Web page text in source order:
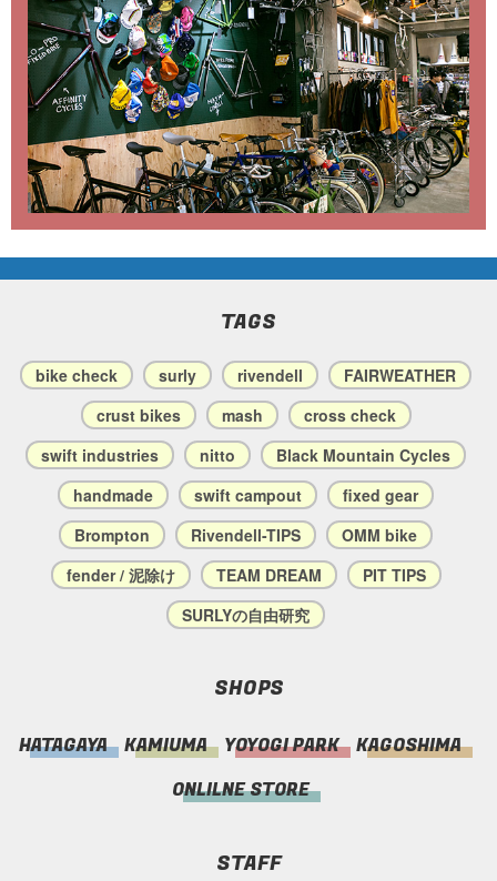
TAGS
bike check surly rivendell
FAIRWEATHER
crust bikes
mash
cross check
swift industries
nitto
Black Mountain Cycles
handmade
swift campout
fixed gear
Brompton
Rivendell-TIPS
OMM bike
fender / 泥除け
TEAM DREAM
PIT TIPS
SURLYの自由研究
SHOPS
HATAGAYA KAMIUMA YOYOGI PARK
KAGOSHIMA
ONLILNE STORE
STAFF